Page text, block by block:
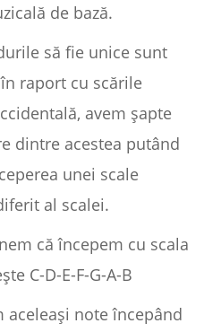
de bază.
să fie unice sunt
raport cu scările
avem șapte
dintre acestea putând
unei scale
al scalei.
că începem cu scala
C-D-E-F-G-A-B
aceleași note începând